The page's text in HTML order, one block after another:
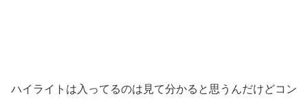
ハイライトは入ってるのは見て分かると思うんだけどコン